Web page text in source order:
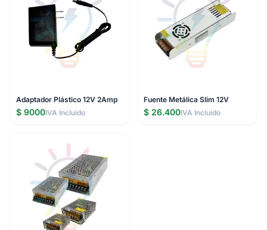
Adaptador Plástico 12V 2Amp
$ 9000IVA Incluido
Fuente Metálica Slim 12V
$ 26.400IVA Incluido